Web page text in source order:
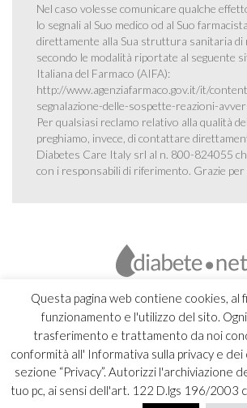
Questa pagina web contiene cookies, al
funzionamento e l'utilizzo del sito.
trasferimento e trattamento da noi
conformità all' Informativa sulla privacy e
sezione “Privacy”. Autorizzi l'archiviazione
tuo pc, ai sensi dell'art. 122 D.lgs 196/2003
Nel caso volesse comunicare qualche
lo segnali al Suo medico od al Suo
direttamente alla Sua struttura sanitaria di
secondo le modalità riportate al seguente
Italiana del Farmaco (AIFA):
http://www.agenziafarmaco.gov.it/it/
segnalazione-delle-sospette-reazioni-
Per qualsiasi reclamo relativo alla qualità
preghiamo, invece, di contattare
Diabetes Care Italy srl al n. 800-824055
con i responsabili di riferimento. Grazie per